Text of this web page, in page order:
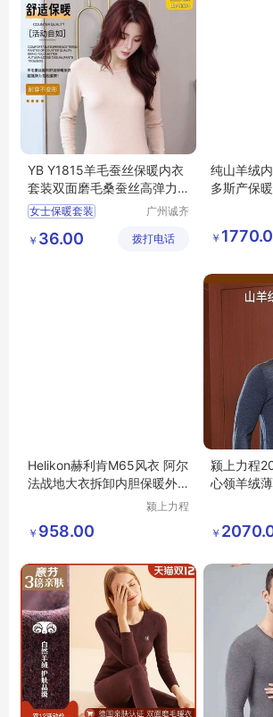
YB Y1815羊毛蚕丝保暖内衣
套装双面磨毛桑蚕丝高弹力
批发
女士保暖套装
广州诚齐
公司
￥ 36.00 拨打电话
纯山羊绒
多斯产保
￥
Helikon赫利肯M65风衣 阿尔
法战地大衣拆卸内胆保暖外
颍上力程
￥ 958.00
颍上力程
心领羊绒
￥